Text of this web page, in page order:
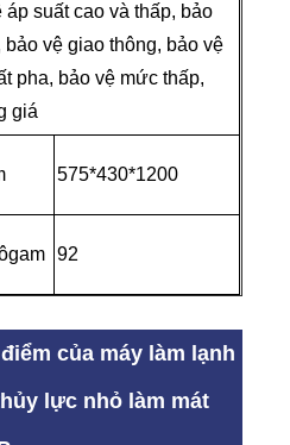
áp suất cao và thấp, bảo
bảo vệ giao thông, bảo vệ
pha, bảo vệ mức thấp,
giá
575*430*1200
92
của máy làm lạnh
lực nhỏ làm mát